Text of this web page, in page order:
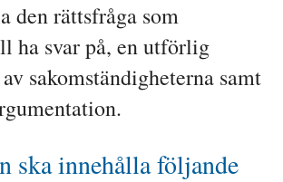
den rättsfråga som
ha svar på, en utförlig
sakomständigheterna samt
ska innehålla följande